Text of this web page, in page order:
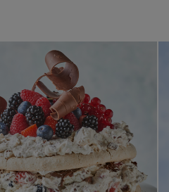
solbær og blåbær
Fragilitelagkage